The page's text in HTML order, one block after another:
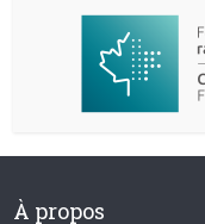
À propos